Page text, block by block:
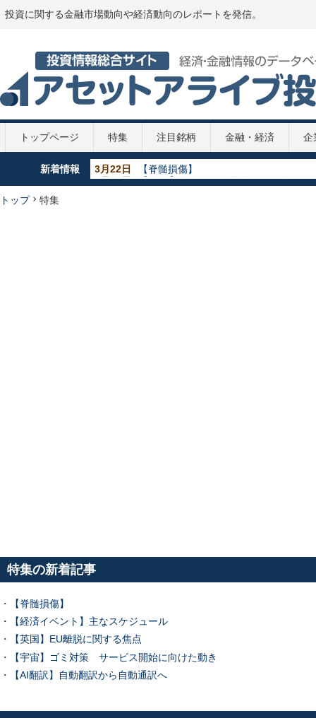
投資に関する金融市場動向や経済動向のレポートを発信。
トップページ 特集 注目銘柄 金融・経済 企
新着情報 5月29日
【GDP】各国のGDP推移 2020年
5月29日
【政策金利推移】2020年
トップ 特集
特集の新着記事
・
【脊髄損傷】
・
【経済イベント】主なスケジュール
・
【英国】EU離脱に関する焦点
・
【宇宙】ゴミ対策 サービス開始に向けた動き
・
【AI翻訳】自動翻訳から自動通訳へ